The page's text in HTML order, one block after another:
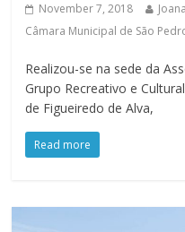
November 7, 2018
Câmara Municipal de São
Realizou-se na sede da
Grupo Recreativo e
de Figueiredo de Alva,
Read more